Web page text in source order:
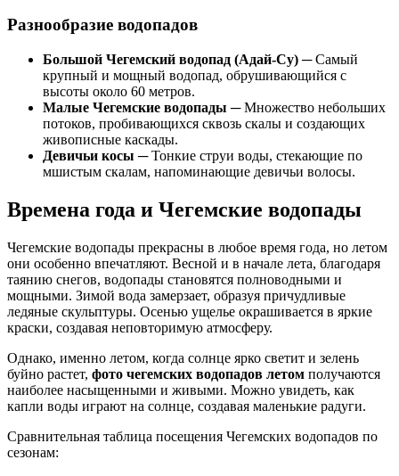
Разнообразие водопадов
Большой Чегемский водопад (Адай-Су) ─ Самый
крупный и мощный водопад, обрушивающийся с
высоты около 60 метров.
Малые Чегемские водопады ─ Множество небольших
потоков, пробивающихся сквозь скалы и создающих
живописные каскады.
Девичьи косы ─ Тонкие струи воды, стекающие по
мшистым скалам, напоминающие девичьи волосы.
Времена года и Чегемские водопады
Чегемские водопады прекрасны в любое время года, но летом
они особенно впечатляют. Весной и в начале лета, благодаря
таянию снегов, водопады становятся полноводными и
мощными. Зимой вода замерзает, образуя причудливые
ледяные скульптуры. Осенью ущелье окрашивается в яркие
краски, создавая неповторимую атмосферу.
Однако, именно летом, когда солнце ярко светит и зелень
буйно растет, фото чегемских водопадов летом получаются
наиболее насыщенными и живыми. Можно увидеть, как
капли воды играют на солнце, создавая маленькие радуги.
Сравнительная таблица посещения Чегемских водопадов по
сезонам: